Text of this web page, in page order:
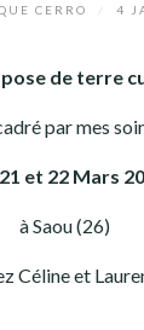
CERRO 4
de terre
par mes
et 22 Mars
à Saou (26)
Céline et